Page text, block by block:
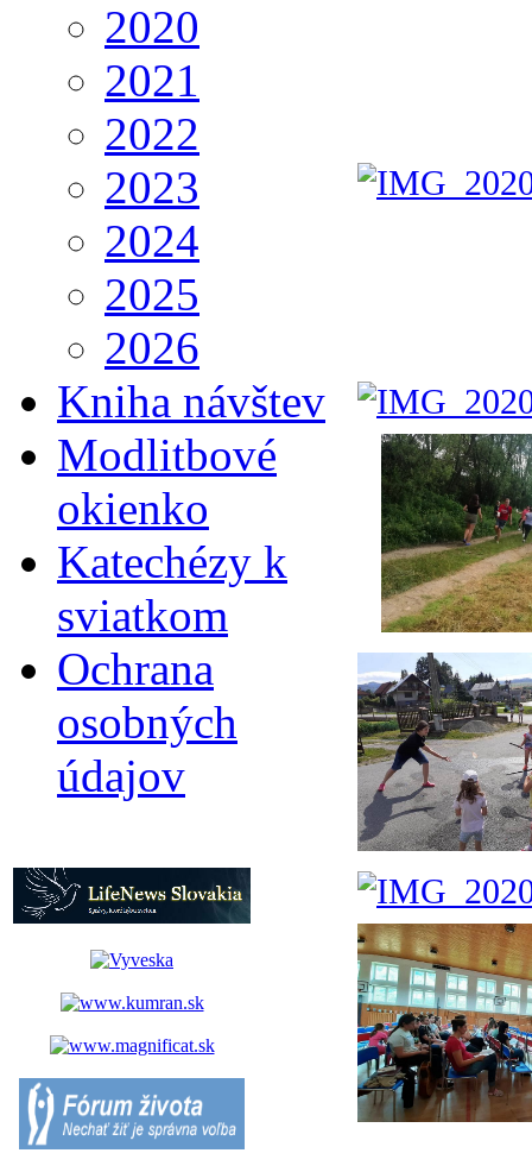
2020
2021
2022
2023
2024
2025
2026
Kniha návštev
Modlitbové
okienko
Katechézy k
sviatkom
Ochrana
osobných
údajov